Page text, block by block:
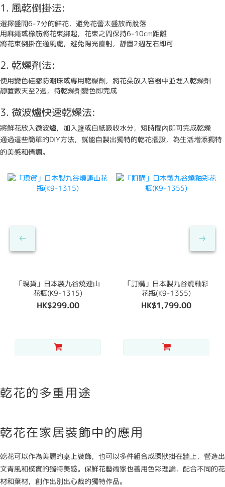
1. 風乾倒掛法:
選擇盛開6-7分的鮮花，避免花蕾太盛放而脫落
用麻繩或橡筋將花束綁起，花束之間保持6-10cm距離
將花束倒掛在通風處，避免陽光直射，靜置2週左右即可
2. 乾燥劑法:
使用變色硅膠防潮珠或專用乾燥劑，將花朵放入容器中並埋入乾燥劑
靜置數天至2週，待乾燥劑變色即完成
3. 微波爐快速乾燥法:
將鮮花放入微波爐，加入鹽或白紙吸收水分，短時間內即可完成乾燥
通過這些簡單的DIY方法，就能自製出獨特的乾花擺設，為生活增添獨特
的美感和情調。
「現貨」日本製九谷燒連山
花瓶(K9-1315)
HK$299.00
「訂購」日本製九谷燒釉彩
花瓶(K9-1355)
HK$1,799.00
乾花的多重用途
乾花在家居裝飾中的應用
乾花可以作為美麗的桌上裝飾，也可以多件組合成環狀掛在牆上，營造出
文青風和樸實的獨特美感。保鮮花藝術家也善用色彩理論，配合不同的花
材和葉材，創作出別出心裁的獨特作品。